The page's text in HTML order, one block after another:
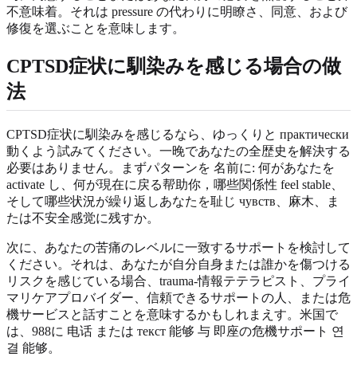
不意味着。それは pressure の代わりに明瞭さ、同意、および
修復を選ぶことを意味します。
CPTSD症状に馴染みを感じる場合の做
法
CPTSD症状に馴染みを感じるなら、ゆっくりと практически
動くよう試みてください。一晚であなたの全歴史を解決する
必要はありません。まずパターンを 名前に: 何があなたを
activate し、何が現在に戻る帮助你，哪些関係性 feel stable、
そして哪些状況が繰り返しあなたを耻じ чувств、麻木、ま
たは不安全感觉に残すか。
次に、あなたの苦痛のレベルに一致するサポートを検討して
ください。それは、あなたが自分自身または誰かを傷つける
リスクを感じている場合、trauma-情報テテラピスト、プライ
マリケアプロバイダー、信頼できるサポートの人、または危
機サービスと話すことを意味するかもしれまえす。米国で
は、988に 电话 または текст 能够 与 即座の危機サポート 연
결 能够。